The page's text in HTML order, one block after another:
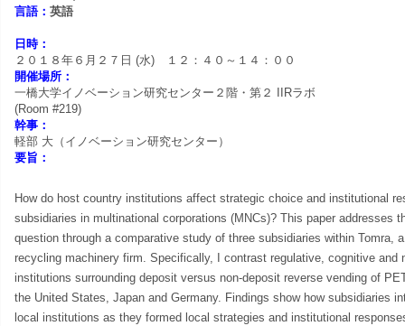
言語： 英語
日時：
２０１８年６ 月２７日 (水) １２：４０～１４：００
開催場所：
一橋大学イノベーション研究センター２階・第２ IIRラボ
(Room #219)
幹事：
軽部 大（イノベーション研究センター）
要旨：
How do host country institutions affect strategic choice and institutional
subsidiaries in multinational corporations (MNCs)? This paper addresses
question through a comparative study of three subsidiaries within Tomra,
recycling machinery firm. Specifically, I contrast regulative, cognitive and
institutions surrounding deposit versus non-deposit reverse vending of
the United States, Japan and Germany. Findings show how subsidiaries
local institutions as they formed local strategies and institutional